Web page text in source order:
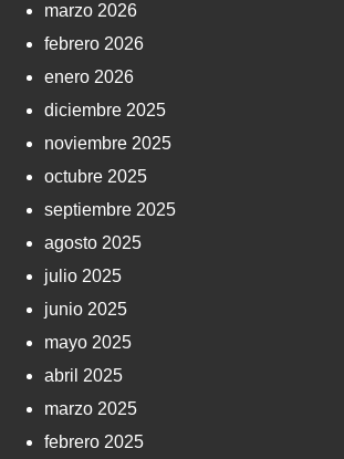
marzo 2026
febrero 2026
enero 2026
diciembre 2025
noviembre 2025
octubre 2025
septiembre 2025
agosto 2025
julio 2025
junio 2025
mayo 2025
abril 2025
marzo 2025
febrero 2025